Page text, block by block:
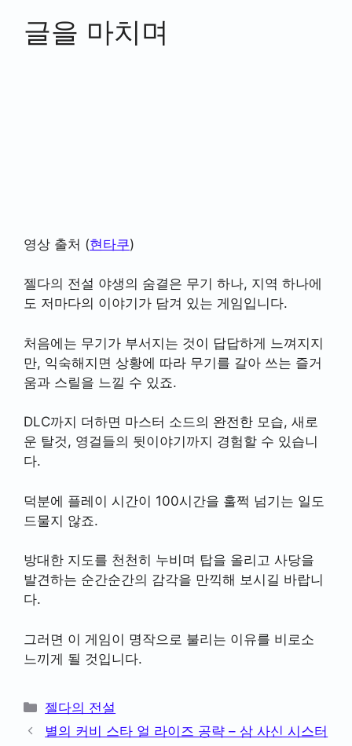
글을 마치며
영상 출처 (현타쿠)
젤다의 전설 야생의 숨결은 무기 하나, 지역 하나에
도 저마다의 이야기가 담겨 있는 게임입니다.
처음에는 무기가 부서지는 것이 답답하게 느껴지지
만, 익숙해지면 상황에 따라 무기를 갈아 쓰는 즐거
움과 스릴을 느낄 수 있죠.
DLC까지 더하면 마스터 소드의 완전한 모습, 새로
운 탈것, 영걸들의 뒷이야기까지 경험할 수 있습니
다.
덕분에 플레이 시간이 100시간을 훌쩍 넘기는 일도
드물지 않죠.
방대한 지도를 천천히 누비며 탑을 올리고 사당을
발견하는 순간순간의 감각을 만끽해 보시길 바랍니
다.
그러면 이 게임이 명작으로 불리는 이유를 비로소
느끼게 될 것입니다.
카
테
젤다의 전설
별의 커비 스타 얼 라이즈 공략 – 삼 사신 시스터